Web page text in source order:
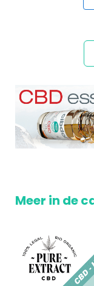
Meer in de